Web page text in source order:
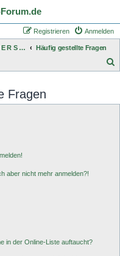
Anmelden
Registrieren
F O R E N - Ü B E R S I C H T
Häufig gestellte Fragen
h
Fragen
aber nicht mehr anmelden?!
in der Online-Liste auftaucht?